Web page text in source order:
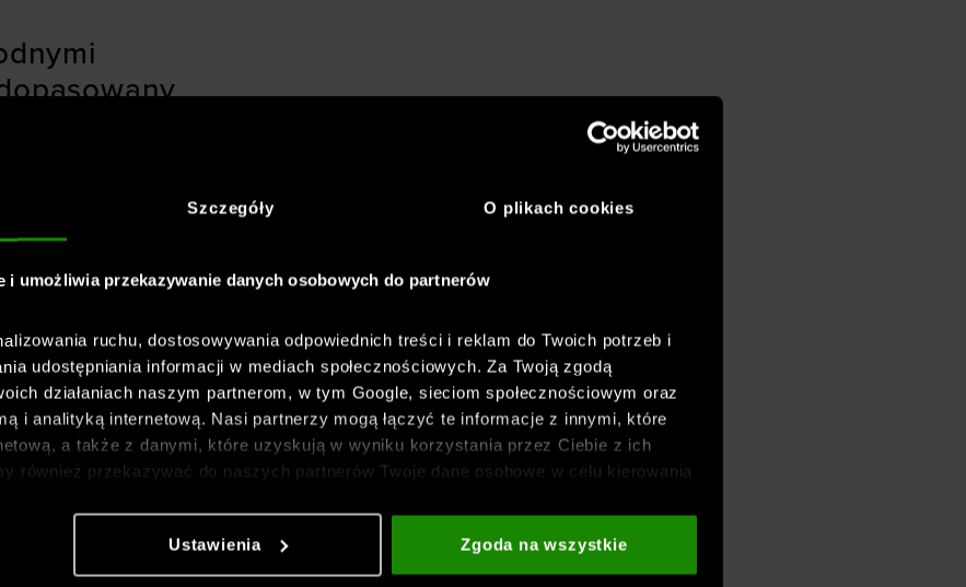
Szczegóły O plikach cookies
i umożliwia przekazywanie danych osobowych do partnerów
ruchu, dostosowywania odpowiednich treści i reklam do Twoich potrzeb i
udostępniania informacji w mediach społecznościowych. Za Twoją zgodą
działaniach naszym partnerom, w tym Google, sieciom społecznościowym oraz
i analityką internetową. Nasi partnerzy mogą łączyć te informacje z innymi, które
a także z danymi, które uzyskują w wyniku korzystania przez Ciebie z ich
również przekazywać do naszych partnerów Twoje dane osobowe w celu kierowania
informacje znajdziesz w naszej
Polityce prywatnościoraz sekcji „Szczegóły”
Ustawienia Zgoda na wszystkie
wkładki dla
pot i szybko
Armour
Tank -